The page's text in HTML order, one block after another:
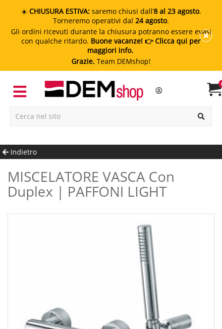
☀️ CHIUSURA ESTIVA: saremo chiusi dall’8 al 23 agosto.
Torneremo operativi dal 24 agosto.
Gli ordini ricevuti durante la chiusura potranno essere evasi
con qualche ritardo. Buone vacanze! 👉 Clicca qui per
maggiori info.
Grazie. Team DEMshop!
Indietro
MISCELATORE VASCA Con
Duplex | PAFFONI LIGHT